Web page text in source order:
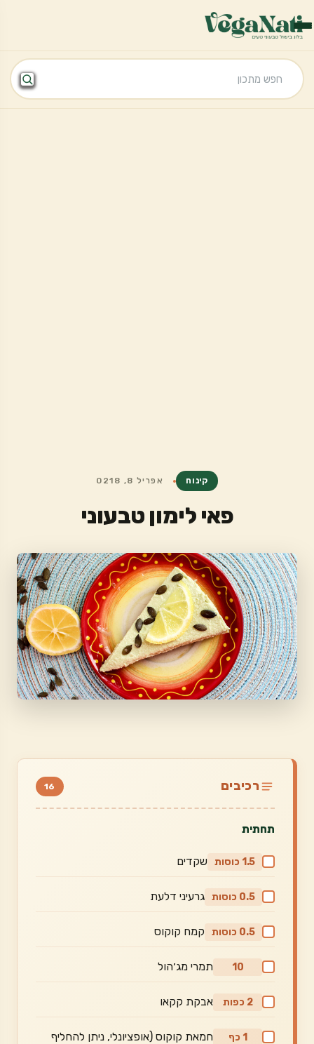
קינוח אפריל 8, 0218
פאי לימון טבעוני
רכיבים 16
תחתית
1.5 כוסות שקדים
0.5 כוסות גרעיני דלעת
0.5 כוסות קמח קוקוס
10 תמרי מג׳הול
2 כפות אבקת קקאו
1 כף
חמאת קוקוס (אופציונלי, ניתן להחליף